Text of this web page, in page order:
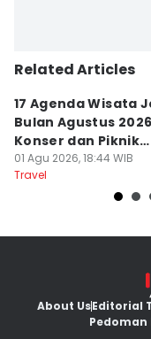
Related Articles
17 Agenda Wisata
Bulan Agustus
Konser dan Piknik
Literasi
01 Agu 2026, 18:44 WIB
Travel
About UsEditorial
Pedoman